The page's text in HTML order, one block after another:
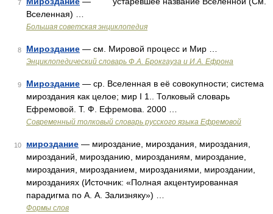
7
Вселенная) …
Большая советская энциклопедия
8 Мироздание — см. Мировой процесс и Мир …
Энциклопедический словарь Ф.А. Брокгауза и И.А. Ефрона
9 Мироздание — ср. Вселенная в её совокупности; система
мироздания как целое; мир I 1.. Толковый словарь
Ефремовой. Т. Ф. Ефремова. 2000 …
Современный толковый словарь русского языка Ефремовой
10 мироздание — мироздание, мироздания, мироздания,
мирозданий, мирозданию, мирозданиям, мироздание,
мироздания, мирозданием, мирозданиями, мироздании,
мирозданиях (Источник: «Полная акцентуированная
парадигма по А. А. Зализняку») …
Формы слов